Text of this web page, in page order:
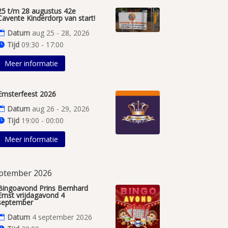
t/m 28 augustus 42e
Kinderdorp van start!
Datum aug 25 - 28, 2026
Tijd 09:30 - 17:00
Meer informatie
2026
Datum aug 26 - 29, 2026
Tijd 19:00 - 00:00
Meer informatie
2026
Prins Bernhard
vrijdagavond 4
Datum 4 september 2026